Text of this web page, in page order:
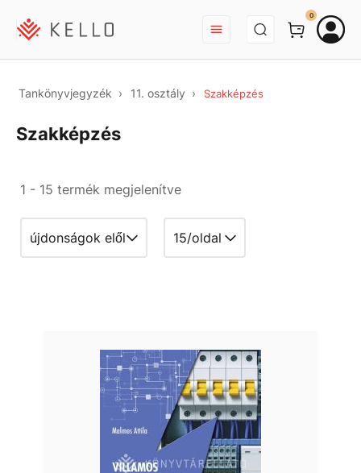
BEJELENTKEZÉS
0
Tankönyvjegyzék 11. osztály Szakképzés
Szakképzés
1 - 15 termék megjelenítve